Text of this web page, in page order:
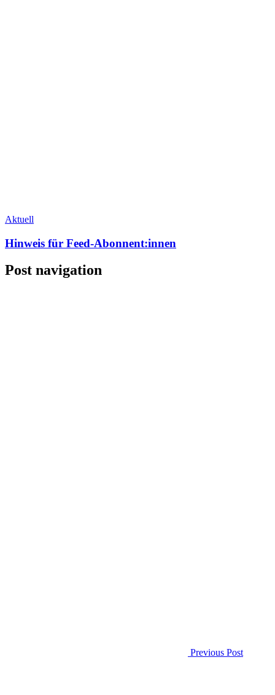
Aktuell
Hinweis für Feed-Abonnent:innen
Post navigation
Previous Post